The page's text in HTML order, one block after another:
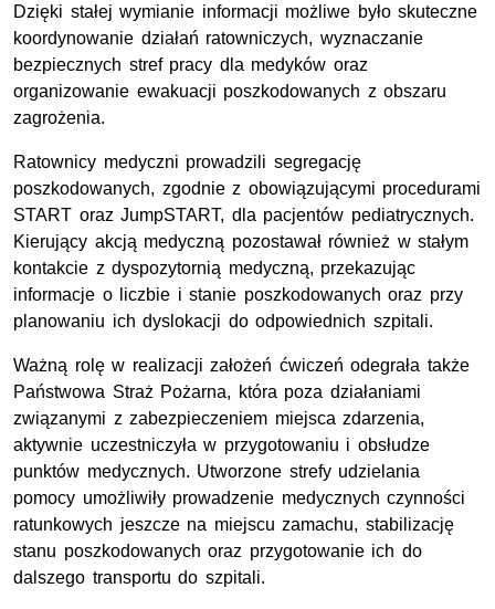
Dzięki stałej wymianie informacji możliwe było skuteczne
koordynowanie działań ratowniczych, wyznaczanie
bezpiecznych stref pracy dla medyków oraz
organizowanie ewakuacji poszkodowanych z obszaru
zagrożenia.
Ratownicy medyczni prowadzili segregację
poszkodowanych, zgodnie z obowiązującymi procedurami
START oraz JumpSTART, dla pacjentów pediatrycznych.
Kierujący akcją medyczną pozostawał również w stałym
kontakcie z dyspozytornią medyczną, przekazując
informacje o liczbie i stanie poszkodowanych oraz przy
planowaniu ich dyslokacji do odpowiednich szpitali.
Ważną rolę w realizacji założeń ćwiczeń odegrała także
Państwowa Straż Pożarna, która poza działaniami
związanymi z zabezpieczeniem miejsca zdarzenia,
aktywnie uczestniczyła w przygotowaniu i obsłudze
punktów medycznych. Utworzone strefy udzielania
pomocy umożliwiły prowadzenie medycznych czynności
ratunkowych jeszcze na miejscu zamachu, stabilizację
stanu poszkodowanych oraz przygotowanie ich do
dalszego transportu do szpitali.